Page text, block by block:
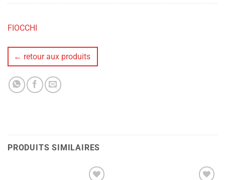
FIOCCHI
← retour aux produits
PRODUITS SIMILAIRES